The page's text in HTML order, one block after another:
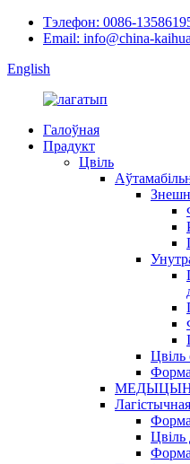
Тэлефон: 0086-
Email: info@china-
English
Галоўная
Прадукт
Цвіль
Цвіль
Цвіль